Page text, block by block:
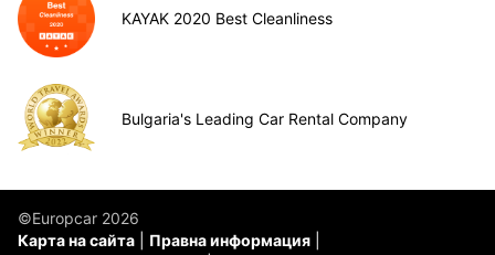
KAYAK 2020 Best Cleanliness
Bulgaria's Leading Car Rental Company
©Europcar 2026
Карта на сайта
Правна информация